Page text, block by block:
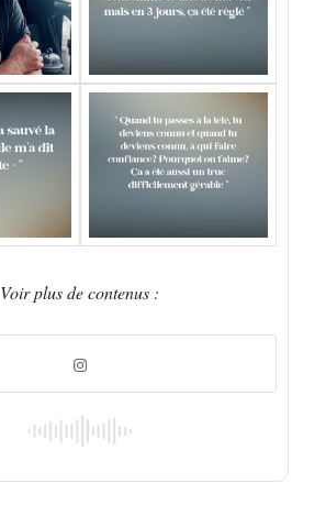
Voir plus de contenus :